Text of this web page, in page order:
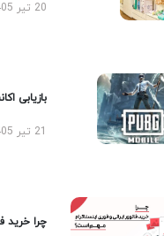
20 تیر 1405
بازیابی
چرا خرید